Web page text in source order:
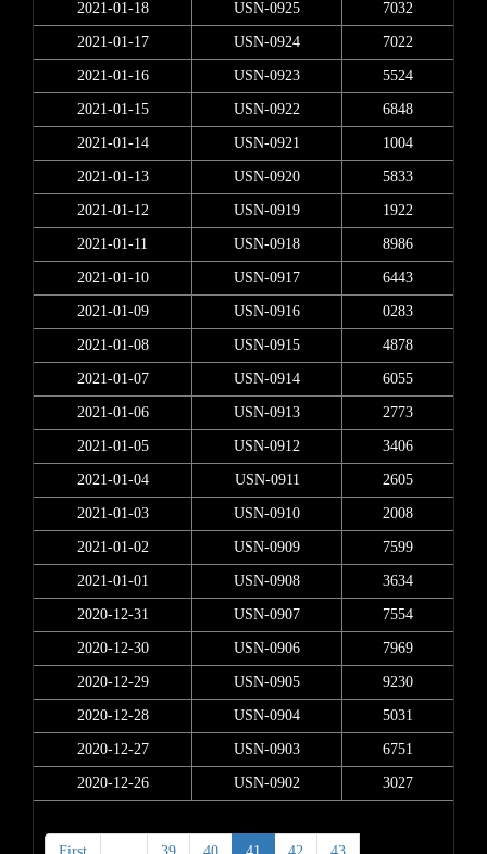
2021-01-18 USN-0925 7032
2021-01-17 USN-0924 7022
2021-01-16 USN-0923 5524
2021-01-15 USN-0922 6848
2021-01-14 USN-0921 1004
2021-01-13 USN-0920 5833
2021-01-12 USN-0919 1922
2021-01-11 USN-0918 8986
2021-01-10 USN-0917 6443
2021-01-09 USN-0916 0283
2021-01-08 USN-0915 4878
2021-01-07 USN-0914 6055
2021-01-06 USN-0913 2773
2021-01-05 USN-0912 3406
2021-01-04 USN-0911 2605
2021-01-03 USN-0910 2008
2021-01-02 USN-0909 7599
2021-01-01 USN-0908 3634
2020-12-31 USN-0907 7554
2020-12-30 USN-0906 7969
2020-12-29 USN-0905 9230
2020-12-28 USN-0904 5031
2020-12-27 USN-0903 6751
2020-12-26 USN-0902 3027